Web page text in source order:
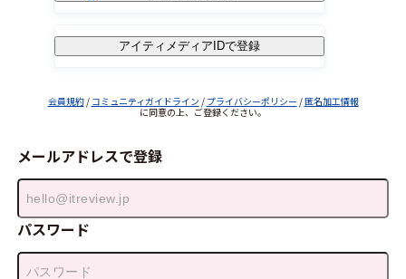
アイティメディアIDで登録
会員規約/ コミュニティガイドライン / プライバシーポリシー /匿名加工情報
に同意の上、ご登録ください。
メールアドレスで登録
パスワード